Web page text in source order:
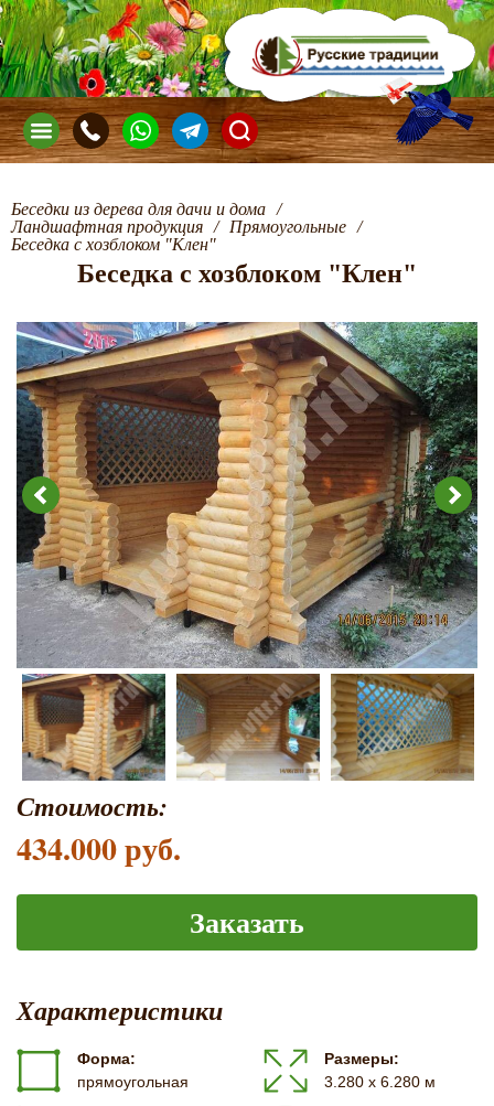
Беседки из дерева для дачи и дома /
Ландшафтная продукция / Прямоугольные /
Беседка с хозблоком "Клен"
Беседка с хозблоком "Клен"
Стоимость:
434.000 руб.
Заказать
Характеристики
Форма:
прямоугольная
Размеры:
3.280 х 6.280 м